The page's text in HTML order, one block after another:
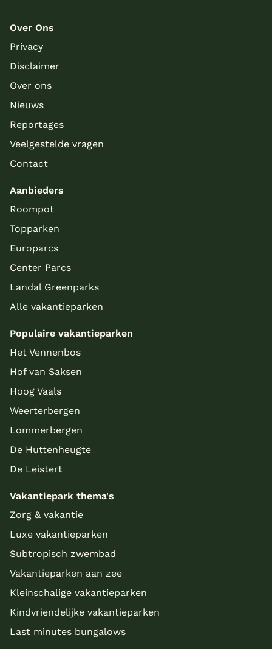
Over Ons
Privacy
Disclaimer
Over ons
Nieuws
Reportages
Veelgestelde vragen
Contact
Aanbieders
Roompot
Topparken
Europarcs
Center Parcs
Landal Greenparks
Alle vakantieparken
Populaire vakantieparken
Het Vennenbos
Hof van Saksen
Hoog Vaals
Weerterbergen
Lommerbergen
De Huttenheugte
De Leistert
Vakantiepark thema's
Zorg & vakantie
Luxe vakantieparken
Subtropisch zwembad
Vakantieparken aan zee
Kleinschalige vakantieparken
Kindvriendelijke vakantieparken
Last minutes bungalows